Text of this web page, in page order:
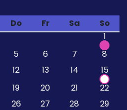
Do Fr Sa
So
1
5 6 7
8
12 13 14
15
19 20 21
22
26 27 28
29